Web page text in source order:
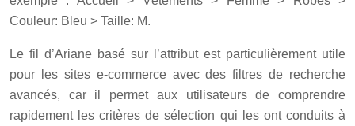
Couleur: Bleu > Taille: M.
Le fil d’Ariane basé sur l’attribut est particulièrement utile
pour les sites e-commerce avec des filtres de recherche
avancés, car il permet aux utilisateurs de comprendre
rapidement les critères de sélection qui les ont conduits à